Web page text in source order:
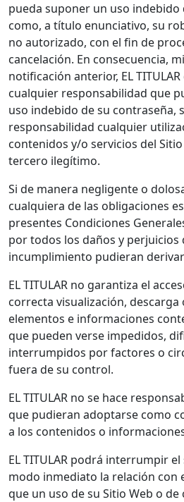
pueda suponer un uso indebido
como, a título enunciativo, su
no autorizado, con el fin de
cancelación. En consecuencia,
notificación anterior, EL
cualquier responsabilidad que
uso indebido de su contraseña,
responsabilidad cualquier
contenidos y/o servicios del
tercero ilegítimo.
Si de manera negligente o
cualquiera de las obligaciones
presentes Condiciones
por todos los daños y perjuicios
incumplimiento pudieran
EL TITULAR no garantiza el
correcta visualización, descarga
elementos e informaciones
que pueden verse impedidos,
interrumpidos por factores o
fuera de su control.
EL TITULAR no se hace
que pudieran adoptarse como
a los contenidos o
EL TITULAR podrá interrumpir
modo inmediato la relación con
que un uso de su Sitio Web o